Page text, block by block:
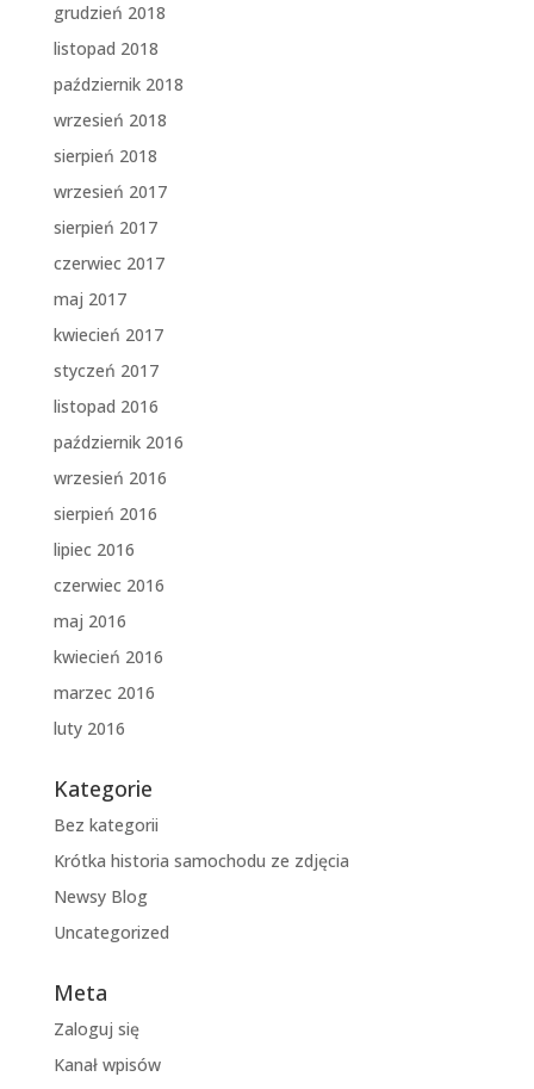
grudzień 2018
listopad 2018
październik 2018
wrzesień 2018
sierpień 2018
wrzesień 2017
sierpień 2017
czerwiec 2017
maj 2017
kwiecień 2017
styczeń 2017
listopad 2016
październik 2016
wrzesień 2016
sierpień 2016
lipiec 2016
czerwiec 2016
maj 2016
kwiecień 2016
marzec 2016
luty 2016
Kategorie
Bez kategorii
Krótka historia samochodu ze zdjęcia
Newsy Blog
Uncategorized
Meta
Zaloguj się
Kanał wpisów